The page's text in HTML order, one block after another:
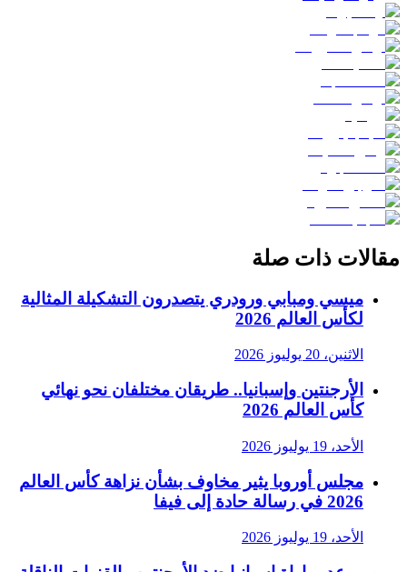
مقالات ذات صلة
ميسي ومبابي ورودري يتصدرون التشكيلة المثالية
لكأس العالم 2026
الاثنين، 20 يوليوز 2026
الأرجنتين وإسبانيا.. طريقان مختلفان نحو نهائي
كأس العالم 2026
الأحد، 19 يوليوز 2026
مجلس أوروبا يثير مخاوف بشأن نزاهة كأس العالم
2026 في رسالة حادة إلى فيفا
الأحد، 19 يوليوز 2026